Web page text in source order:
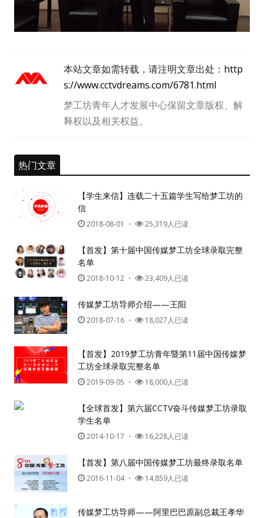
用户名或Email
密码
忘记密码?
记住我的登录状态
本站文章如需转载，请注明文章出处： http
s://www.cctvdreams.com/6781.html
梦工坊青年人才发展中心保留文章版权、解
释权以及相关权益。
热门文章
【学生来信】连载二十五篇学生写给梦工坊的
信
2018-08-01 ・ 25,319人已读
【首发】第十届中国传媒梦工坊全球录取完整
名单
2018-10-12 ・ 23,409人已读
传媒梦工坊导师介绍——王阳
2018-07-16 ・ 18,027人已读
【首发】2019梦工坊青年暨第11届中国传媒梦
工坊全球录取完整名单
2019-09-05 ・ 18,000人已读
【全球首发】第六届CCTV奋斗传媒梦工坊录取
学生名单
2014-10-17 ・ 16,228人已读
【首发】第八届中国传媒梦工坊最终录取名单
2016-11-04・ 14,859人已读
传媒梦工坊导师——阿里巴巴原副总裁王孝华